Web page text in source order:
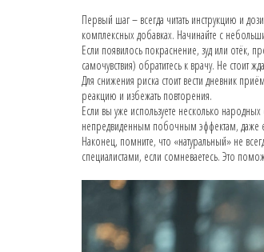
Первый шаг – всегда читать инструкцию и
комплексных добавках. Начинайте с
Если появилось покраснение, зуд или отёк,
самочувствия) обратитесь к врачу. Не стоит
Для снижения риска стоит вести дневник
реакцию и избежать повторения.
Если вы уже используете несколько
непредвиденным побочным эффектам, даже
Наконец, помните, что «натуральный» не
специалистами, если сомневаетесь. Это